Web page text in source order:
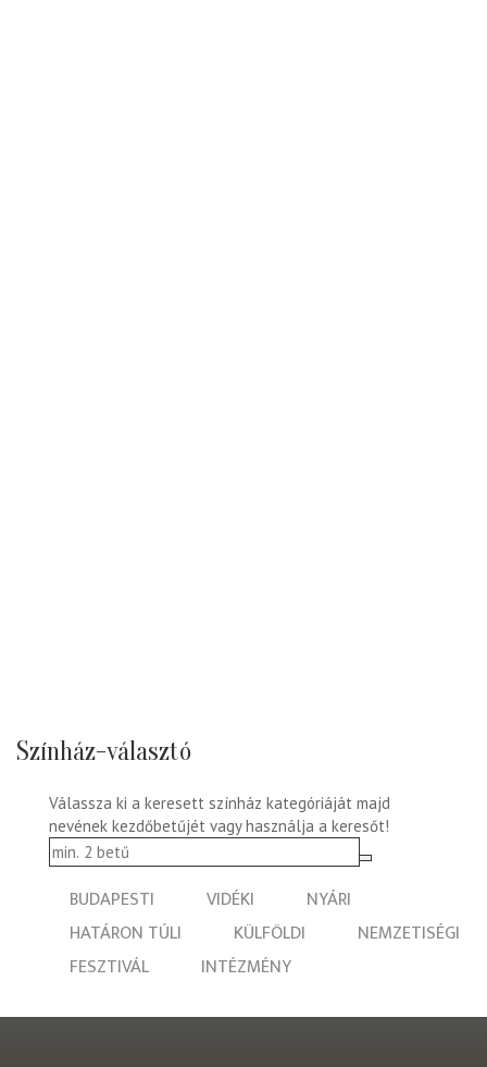
Színház-választó
Válassza ki a keresett színház kategóriáját majd
nevének kezdőbetűjét vagy használja a keresőt!
BUDAPESTI VIDÉKI
NYÁRI
HATÁRON TÚLI
KÜLFÖLDI
NEMZETISÉGI
FESZTIVÁL
INTÉZMÉNY